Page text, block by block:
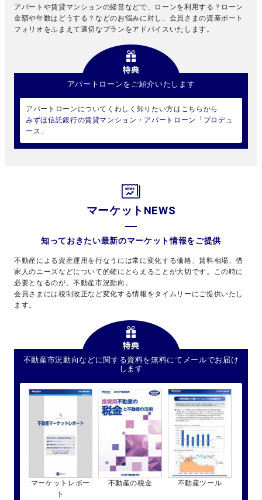
アパートや賃貸マンションの経営などで、ローンを利用する？ローン
金額や年数はどうする？などのお悩みに対し、会員さまの資産ポート
フォリオをふまえて適切なプランをアドバイスいたします。
アパートローンをご紹介いたします
アパートローンについてくわしく知りたい方はこちらから
みずほ信託銀行の賃貸マンション・アパートローン「プロデュ
ース」
マーケットNEWS
知っておきたい最新のマーケット情報をご提供
不動産による資産運用を行なうには常に変化する価格、賃料相場、借
家人のニーズなどについて的確にとらえることが大切です。この時に
必要となるのが、不動産市況動向。
会員さまには税制改正など変化する情報をタイムリーにご提供いたし
ます。
不動産市況動向などに関する資料を無料にてメールでお届け
します
マーケットレポー
ト
不動産の税金 不動産ツール